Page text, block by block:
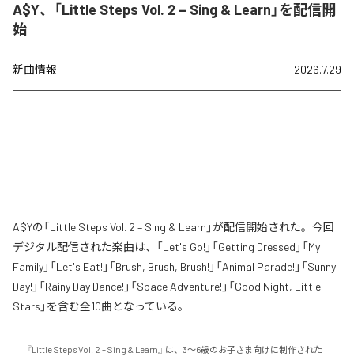
A$Y、「Little Steps Vol. 2 – Sing & Learn」を配信開
始
新曲情報 2026.7.29
A$Yの「Little Steps Vol. 2 – Sing & Learn」が配信開始された。今回
デジタル配信された楽曲は、「Let's Go!」「Getting Dressed」「My
Family」「Let's Eat!」「Brush, Brush, Brush!」「Animal Parade!」「Sunny
Day!」「Rainy Day Dance!」「Space Adventure!」「Good Night, Little
Stars」を含む全10曲となっている。
『Little Steps Vol. 2 – Sing & Learn』 は、3〜6歳のお子さま向けに制作された